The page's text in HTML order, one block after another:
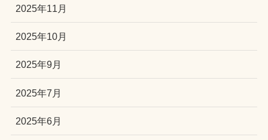
2025年11月
2025年10月
2025年9月
2025年7月
2025年6月